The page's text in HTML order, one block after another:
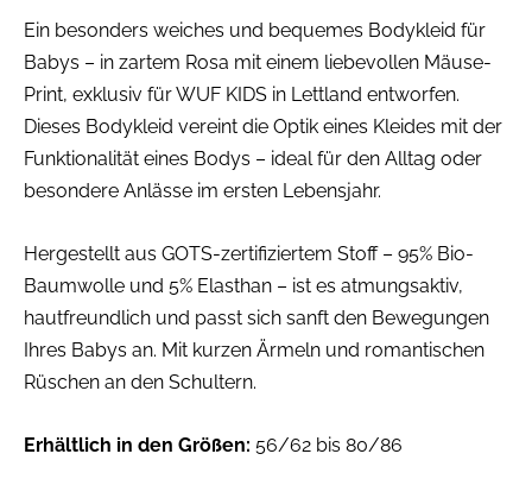
Ein besonders weiches und bequemes Bodykleid für
Babys – in zartem Rosa mit einem liebevollen Mäuse-
Print, exklusiv für WUF KIDS in Lettland entworfen.
Dieses Bodykleid vereint die Optik eines Kleides mit der
Funktionalität eines Bodys – ideal für den Alltag oder
besondere Anlässe im ersten Lebensjahr.
Hergestellt aus GOTS-zertifiziertem Stoff – 95% Bio-
Baumwolle und 5% Elasthan – ist es atmungsaktiv,
hautfreundlich und passt sich sanft den Bewegungen
Ihres Babys an. Mit kurzen Ärmeln und romantischen
Rüschen an den Schultern.
Erhältlich in den Größen: 56/62 bis 80/86